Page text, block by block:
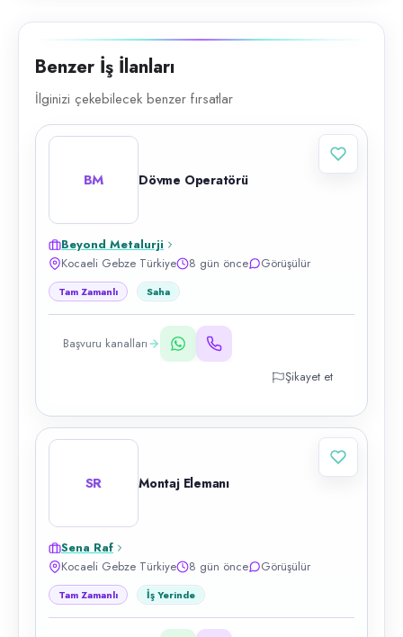
Benzer İş İlanları
İlginizi çekebilecek benzer fırsatlar
BM Dövme Operatörü
Beyond Metalurji
Kocaeli Gebze Türkiye
8 gün önce Görüşülür
Tam Zamanlı Saha
Başvuru kanalları
Şikayet et
SR Montaj Elemanı
Sena Raf
Kocaeli Gebze Türkiye
8 gün önce Görüşülür
Tam Zamanlı İş Yerinde